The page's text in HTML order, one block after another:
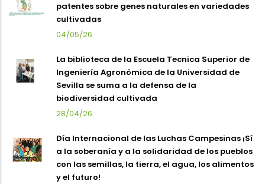
patentes sobre genes naturales en variedades
cultivadas
04/05/26
La biblioteca de la Escuela Tecnica Superior de
Ingeniería Agronómica de la Universidad de
Sevilla se suma a la defensa de la
biodiversidad cultivada
28/04/26
Día Internacional de las Luchas Campesinas ¡Sí
a la soberanía y a la solidaridad de los pueblos
con las semillas, la tierra, el agua, los alimentos
y el futuro!